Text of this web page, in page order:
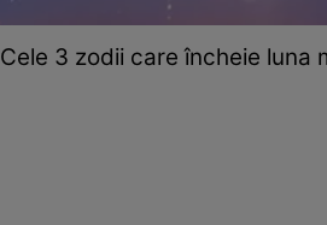
Cele 3 zodii care încheie luna